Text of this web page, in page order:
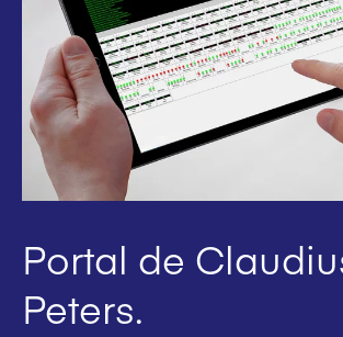
Portal de
Peters.